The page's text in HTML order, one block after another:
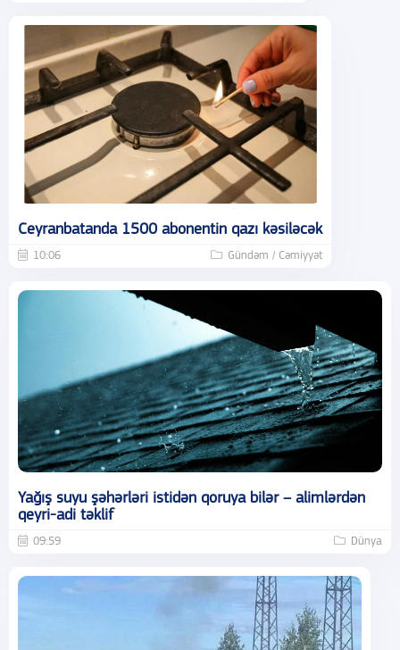
Ceyranbatanda 1500 abonentin qazı kəsiləcək
10:06 Gündəm / Cəmiyyət
Yağış suyu şəhərləri istidən qoruya bilər – alimlərdən
qeyri-adi təklif
09:59 Dünya